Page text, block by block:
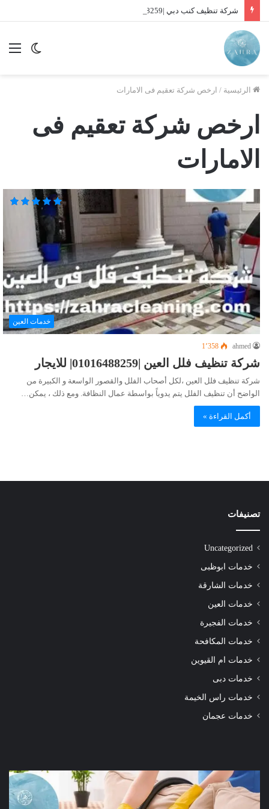
شركة تنظيف كنب دبي |01016488259| للايجار
الوضع
الرئيسية / ارخص شركة تعقيم فى الامارات
ارخص شركة تعقيم فى
الامارات
خدمات العين
ahmed 1٬358
شركة تنظيف فلل العين |01016488259| للايجار
شركة تنظيف فلل العين ،لكل أصحاب الفلل والقصور الواسعة و الكبيرة من
الواضح أن تنظيف الفلل يتم يدوياً بواسطة عمال النظافة. ومع ذلك ، يمكن…
أكمل القراءة »
تصنيفات
Uncategorized
خدمات ابوظبى
خدمات الشارقة
خدمات العين
خدمات الفجيرة
خدمات المكافحة
خدمات ام القيوين
خدمات دبى
خدمات راس الخيمة
خدمات عجمان
شركة
تنظيف
كنب